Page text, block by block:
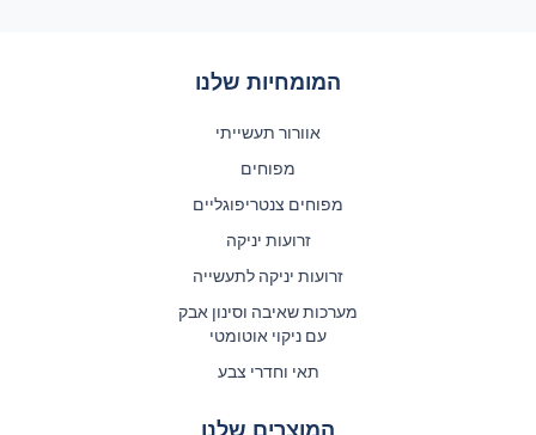
המומחיות שלנו
אוורור תעשייתי
מפוחים
מפוחים צנטריפוגליים
זרועות יניקה
זרועות יניקה לתעשייה
מערכות שאיבה וסינון אבק
עם ניקוי אוטומטי
תאי וחדרי צבע